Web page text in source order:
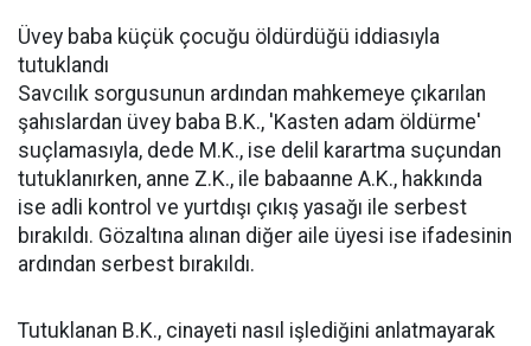
Üvey baba küçük çocuğu öldürdüğü iddiasıyla
tutuklandı
Savcılık sorgusunun ardından mahkemeye çıkarılan
şahıslardan üvey baba B.K., 'Kasten adam öldürme'
suçlamasıyla, dede M.K., ise delil karartma suçundan
tutuklanırken, anne Z.K., ile babaanne A.K., hakkında
ise adli kontrol ve yurtdışı çıkış yasağı ile serbest
bırakıldı. Gözaltına alınan diğer aile üyesi ise ifadesinin
ardından serbest bırakıldı.
Tutuklanan B.K., cinayeti nasıl işlediğini anlatmayarak